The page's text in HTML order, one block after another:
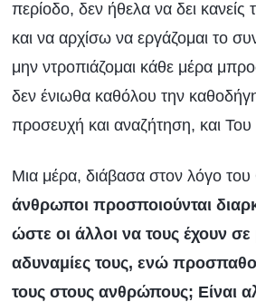
περίοδο, δεν ήθελα να δει
και να αρχίσω να εργάζομαι το
μην ντροπιάζομαι κάθε μέρα
δεν ένιωθα καθόλου την
προσευχή και αναζήτηση, και
Μια μέρα, διάβασα στον λόγο
άνθρωποι προσποιούνται
ώστε οι άλλοι να τους έχουν
αδυναμίες τους, ενώ
τους στους ανθρώπους; Είναι